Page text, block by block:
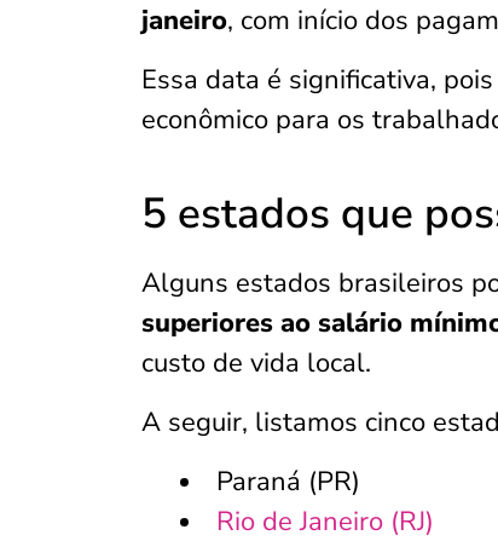
janeiro, com início dos
Essa data é significativa,
econômico para os
5 estados que
Alguns estados brasileiros
superiores ao salário
custo de vida local.
A seguir, listamos cinco
Paraná (PR)
Rio de Janeiro (RJ)